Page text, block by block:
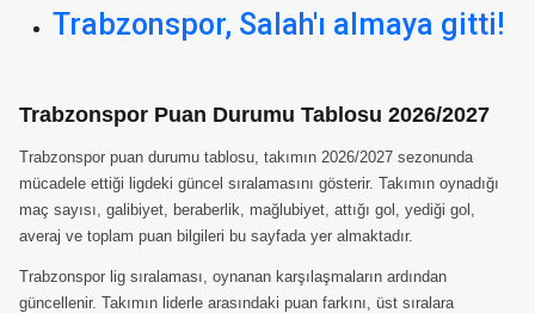
Trabzonspor, Salah'ı almaya gitti!
Trabzonspor Puan Durumu Tablosu 2026/2027
Trabzonspor puan durumu tablosu, takımın 2026/2027 sezonunda
mücadele ettiği ligdeki güncel sıralamasını gösterir. Takımın oynadığı
maç sayısı, galibiyet, beraberlik, mağlubiyet, attığı gol, yediği gol,
averaj ve toplam puan bilgileri bu sayfada yer almaktadır.
Trabzonspor lig sıralaması, oynanan karşılaşmaların ardından
güncellenir. Takımın liderle arasındaki puan farkını, üst sıralara